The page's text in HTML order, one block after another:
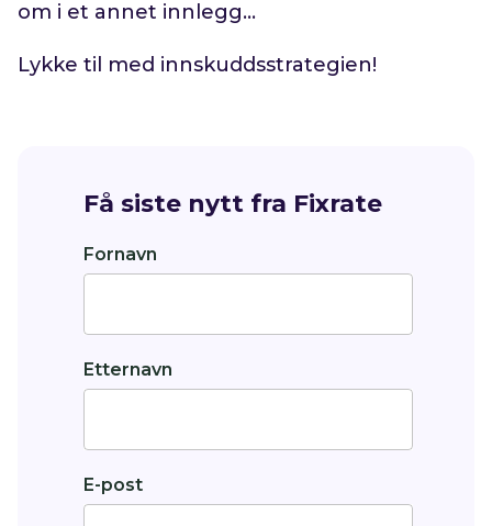
om i et annet innlegg...
Lykke til med innskuddsstrategien!
Få siste nytt fra Fixrate
Fornavn
Etternavn
E-post